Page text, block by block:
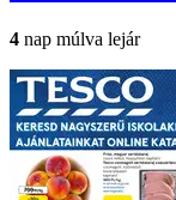
4 nap múlva lejár